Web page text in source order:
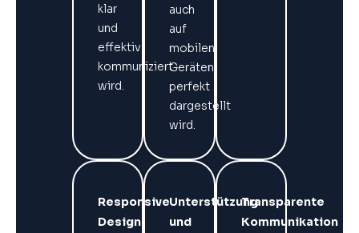
klar
und
effektiv
kommuniziert
wird.
auch
auf
mobilen
Geräten
perfekt
dargestellt
wird.
Responsive
Design
Unterstützung
und
Transparente
Kommunikation